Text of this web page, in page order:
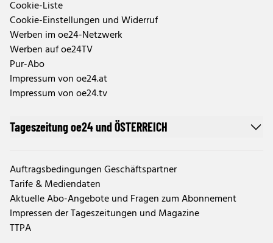
Cookie-Liste
Cookie-Einstellungen und Widerruf
Werben im oe24-Netzwerk
Werben auf oe24TV
Pur-Abo
Impressum von oe24.at
Impressum von oe24.tv
Tageszeitung oe24 und ÖSTERREICH
Auftragsbedingungen Geschäftspartner
Tarife & Mediendaten
Aktuelle Abo-Angebote und Fragen zum Abonnement
Impressen der Tageszeitungen und Magazine
TTPA